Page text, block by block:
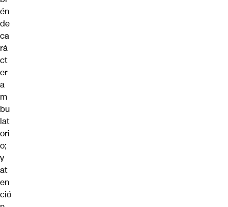
én
de
ca
rá
ct
er
a
m
bu
lat
ori
o;
y
at
en
ció